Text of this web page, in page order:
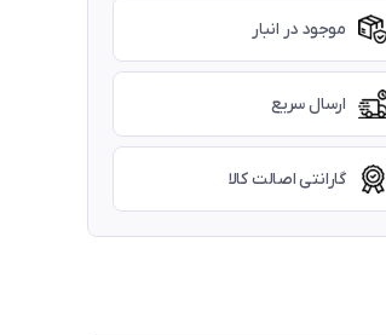
موجود در انبار
ارسال سریع
گارانتی اصالت کالا